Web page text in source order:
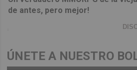
de antes, pero mejor!
ÚNETE A NUESTRO